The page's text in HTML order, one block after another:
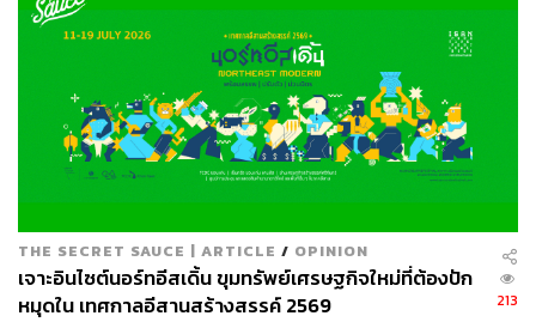
ดังนั้น การหารือคณะทำงานร่วมทรัพยากรน้ำโดย สทนช.
เป็นเจ้าภาพจัดขึ้นในครั้งนี้ จะเป็นโอกาสสำคัญที่ประเทศ
สมาชิกจะร่วมแลกเปลี่ยนข้อมูลที่เกี่ยวข้อง เพื่อแก้ไขปัญหา
ของแม่น้ำโขงอย่างใกล้ชิด เป็นระบบและสอดคล้องกับ
สถานการณ์มากยิ่งขึ้น บนพื้นฐานประโยชน์ร่วมกันของ
ประเทศสมาชิกและประชาชนในลุ่มน้ำโขง ซึ่งทุกประเทศเล็ง
เพิ่มขึ้น พร้อมกับศึกษาร่วมกันในสาเหตุที่แท้จริง และร่วมกัน
ป้องกันภัยต่อไป
THE SECRET SAUCE | ARTICLE / OPINION
เจาะอินไซต์นอร์ทอีสเดิ้น ขุมทรัพย์เศรษฐกิจใหม่ที่ต้องปัก
หมุดใน เทศกาลอีสานสร้างสรรค์ 2569
213